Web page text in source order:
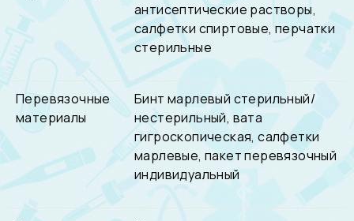
антисептические растворы,
салфетки спиртовые, перчатки
стерильные
Перевязочные
материалы
Бинт марлевый стерильный/
нестерильный, вата
гигроскопическая, салфетки
марлевые, пакет перевязочный
индивидуальный